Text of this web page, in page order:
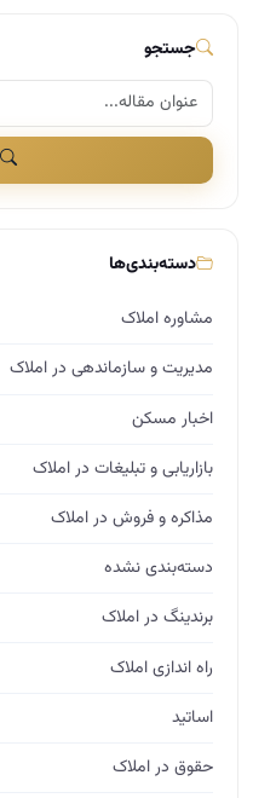
جستجو
دسته‌بندی‌ها
مشاوره املاک
مدیریت و سازماندهی در املاک
اخبار مسکن
بازاریابی و تبلیغات در املاک
مذاکره و فروش در املاک
دسته‌بندی نشده
برندینگ در املاک
راه اندازی املاک
اساتید
حقوق در املاک